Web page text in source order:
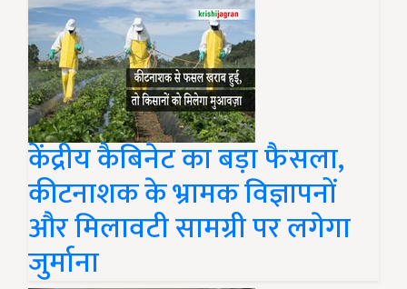
केंद्रीय कैबिनेट का बड़ा फैसला,
कीटनाशक के भ्रामक विज्ञापनों
और मिलावटी सामग्री पर लगेगा
जुर्माना